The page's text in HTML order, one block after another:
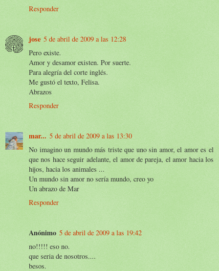
Responder
jose 5 de abril de 2009 a las 12:28
Pero existe.
Amor y desamor existen. Por suerte.
Para alegría del corte inglés.
Me gustó el texto, Felisa.
Abrazos
Responder
mar... 5 de abril de 2009 a las 13:30
No imagino un mundo más triste que uno sin amor, el amor es el
que nos hace seguir adelante, el amor de pareja, el amor hacia los
hijos, hacia los animales ...
Un mundo sin amor no sería mundo, creo yo
Un abrazo de Mar
Responder
Anónimo 5 de abril de 2009 a las 19:42
no!!!!! eso no.
que seria de nosotros....
besos.